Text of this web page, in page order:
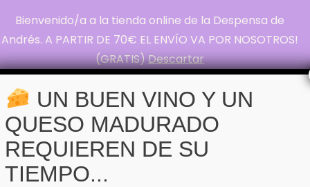
Bienvenido/a a la tienda online de la Despensa de
Andrés. A PARTIR DE 70€ EL ENVÍO VA POR NOSOTROS!
(GRATIS)Descartar
La Despensa de
Andrés
Pasión por el Queso
Inicio
#LaMagiaLlegaALaDespensa
#DelicatessenNavideñas #LotesGourmet
#VinosEspumososYLicores
UN BUEN VINO Y UN
QUESO MADURADO
REQUIEREN DE SU
TIEMPO...